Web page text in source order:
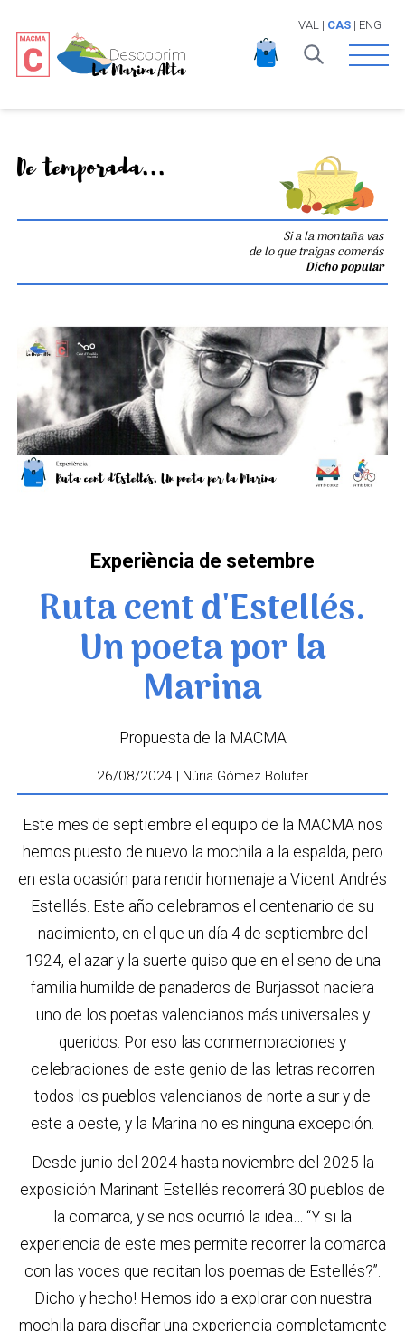
VAL | CAS| ENG
Open
De temporada...
Si a la montaña vas
de lo que traigas comerás
Dicho popular
Experiència de setembre
Ruta cent d'Estellés.
Un poeta por la
Marina
Propuesta de la MACMA
26/08/2024 | Núria Gómez Bolufer
Este mes de septiembre el equipo de la MACMA nos
hemos puesto de nuevo la mochila a la espalda, pero
en esta ocasión para rendir homenaje a Vicent Andrés
Estellés. Este año celebramos el centenario de su
nacimiento, en el que un día 4 de septiembre del
1924, el azar y la suerte quiso que en el seno de una
familia humilde de panaderos de Burjassot naciera
uno de los poetas valencianos más universales y
queridos. Por eso las conmemoraciones y
celebraciones de este genio de las letras recorren
todos los pueblos valencianos de norte a sur y de
este a oeste, y la Marina no es ninguna excepción.
Desde junio del 2024 hasta noviembre del 2025 la
exposición Marinant Estellés recorrerá 30 pueblos de
la comarca, y se nos ocurrió la idea… “Y si la
experiencia de este mes permite recorrer la comarca
con las voces que recitan los poemas de Estellés?”.
Dicho y hecho! Hemos ido a explorar con nuestra
mochila para diseñar una experiencia completamente